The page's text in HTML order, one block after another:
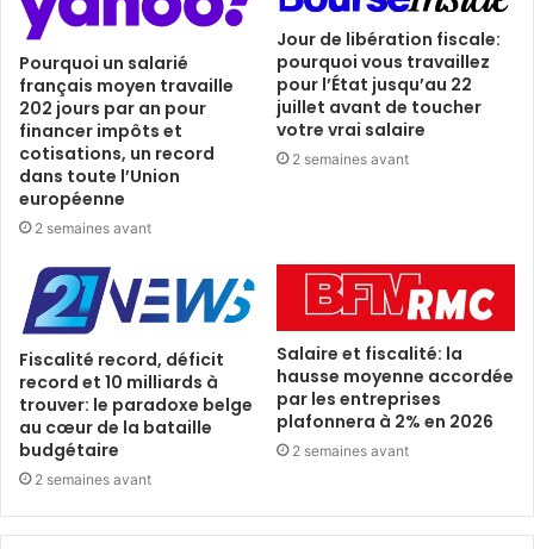
Pourquoi un salarié
français moyen travaille
202 jours par an pour
financer impôts et
cotisations, un record
dans toute l’Union
européenne
2 semaines avant
Jour de libération fiscale:
pourquoi vous travaillez
pour l’État jusqu’au 22
juillet avant de toucher
votre vrai salaire
2 semaines avant
Fiscalité record, déficit
record et 10 milliards à
trouver: le paradoxe belge
au cœur de la bataille
budgétaire
2 semaines avant
Salaire et fiscalité: la
hausse moyenne accordée
par les entreprises
plafonnera à 2% en 2026
2 semaines avant